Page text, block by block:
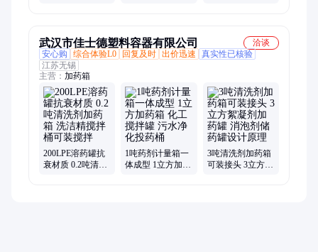
武汉市佳士德塑料容器有限公司
洽谈
安心购
综合体验L0 回复及时 出价迅速
真实性已核验
江苏无锡
主营： 加药箱
200LPE溶药罐抗
衰材质 0.2吨清洗
1吨药剂计量箱一
体成型 1立方加药
3吨清洗剂加药箱
可装接头 3立方絮